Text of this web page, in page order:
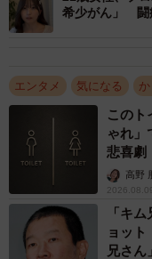
希少がん」 闘
エンタメ 気になる
このト
ゃれ」
悲喜劇
く…高野
「キ
ョッ
兄さん」